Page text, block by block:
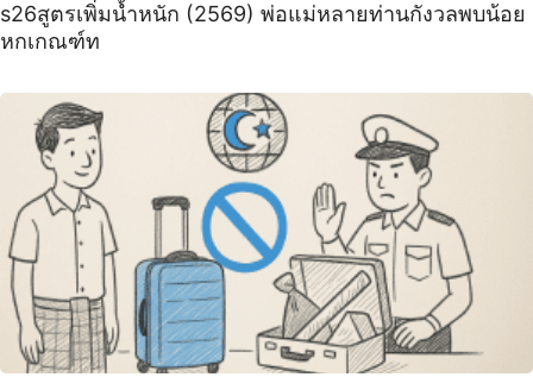
s26สูตรเพิ่มน้ำหนัก (2569) พ่อแม่หลายท่านกังวลพบน้อย
หกเกณฑ์ท